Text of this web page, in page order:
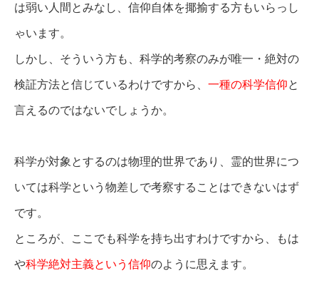
は弱い人間とみなし、信仰自体を揶揄する方もいらっし
ゃいます。
しかし、そういう方も、科学的考察のみが唯一・絶対の
検証方法と信じているわけですから、 一種の科学信仰と
言えるのではないでしょうか。
科学が対象とするのは物理的世界であり、霊的世界につ
いては科学という物差しで考察することはできないはず
です。
ところが、ここでも科学を持ち出すわけですから、もは
や科学絶対主義という信仰のように思えます。